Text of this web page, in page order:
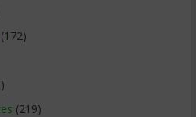
(172)
(219)